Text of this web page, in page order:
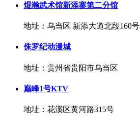
焜瀚武术馆新添寨第二分馆
地址：乌当区 新添大道北段160号
侏罗纪动漫城
地址：贵州省贵阳市乌当区
巅峰1号KTV
地址：花溪区黄河路315号